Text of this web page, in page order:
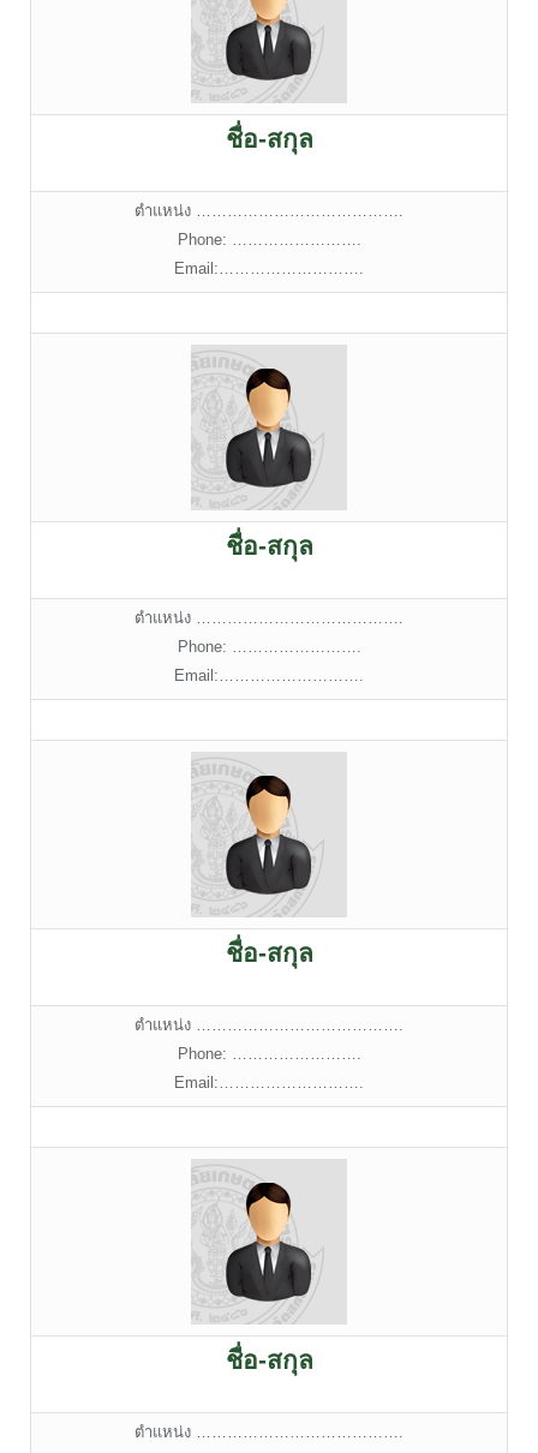
ชื่อ-สกุล
ตำแหน่ง ………………………………….
Phone: …………………….
Email:……………………….
ชื่อ-สกุล
ตำแหน่ง ………………………………….
Phone: …………………….
Email:……………………….
ชื่อ-สกุล
ตำแหน่ง ………………………………….
Phone: …………………….
Email:……………………….
ชื่อ-สกุล
ตำแหน่ง ………………………………….